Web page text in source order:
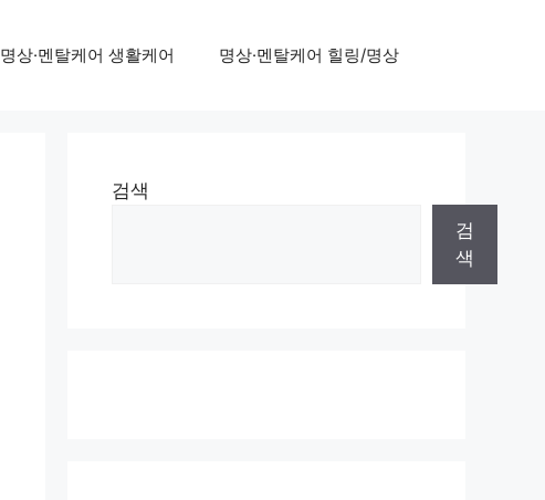
명상·멘탈케어 생활케어 명상·멘탈케어 힐링/명상
검색
검
색